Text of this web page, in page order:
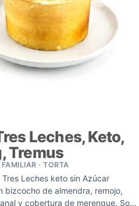
Leches, Keto,
Tremus
· TORTA
Tres Leches keto sin Azúcar
bizcocho de almendra, remojo,
y cobertura de merengue. Solo